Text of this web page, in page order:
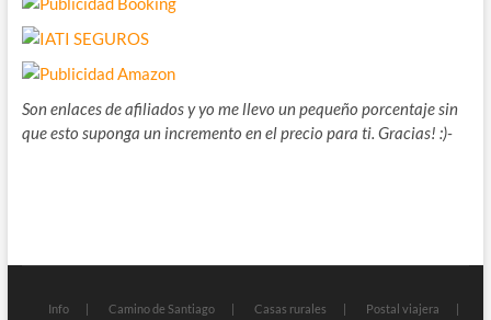
Son enlaces de afiliados y yo me llevo un pequeño porcentaje sin
que esto suponga un incremento en el precio para ti. Gracias! :)-
Info Camino de Santiago Casas rurales Postal viajera